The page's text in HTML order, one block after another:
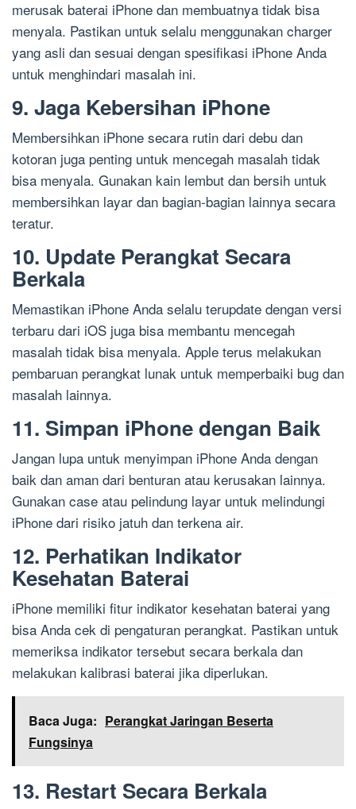
merusak baterai iPhone dan membuatnya tidak bisa
menyala. Pastikan untuk selalu menggunakan charger
yang asli dan sesuai dengan spesifikasi iPhone Anda
untuk menghindari masalah ini.
9. Jaga Kebersihan iPhone
Membersihkan iPhone secara rutin dari debu dan
kotoran juga penting untuk mencegah masalah tidak
bisa menyala. Gunakan kain lembut dan bersih untuk
membersihkan layar dan bagian-bagian lainnya secara
teratur.
10. Update Perangkat Secara
Berkala
Memastikan iPhone Anda selalu terupdate dengan versi
terbaru dari iOS juga bisa membantu mencegah
masalah tidak bisa menyala. Apple terus melakukan
pembaruan perangkat lunak untuk memperbaiki bug dan
masalah lainnya.
11. Simpan iPhone dengan Baik
Jangan lupa untuk menyimpan iPhone Anda dengan
baik dan aman dari benturan atau kerusakan lainnya.
Gunakan case atau pelindung layar untuk melindungi
iPhone dari risiko jatuh dan terkena air.
12. Perhatikan Indikator
Kesehatan Baterai
iPhone memiliki fitur indikator kesehatan baterai yang
bisa Anda cek di pengaturan perangkat. Pastikan untuk
memeriksa indikator tersebut secara berkala dan
melakukan kalibrasi baterai jika diperlukan.
Baca Juga: Perangkat Jaringan Beserta
Fungsinya
13. Restart Secara Berkala